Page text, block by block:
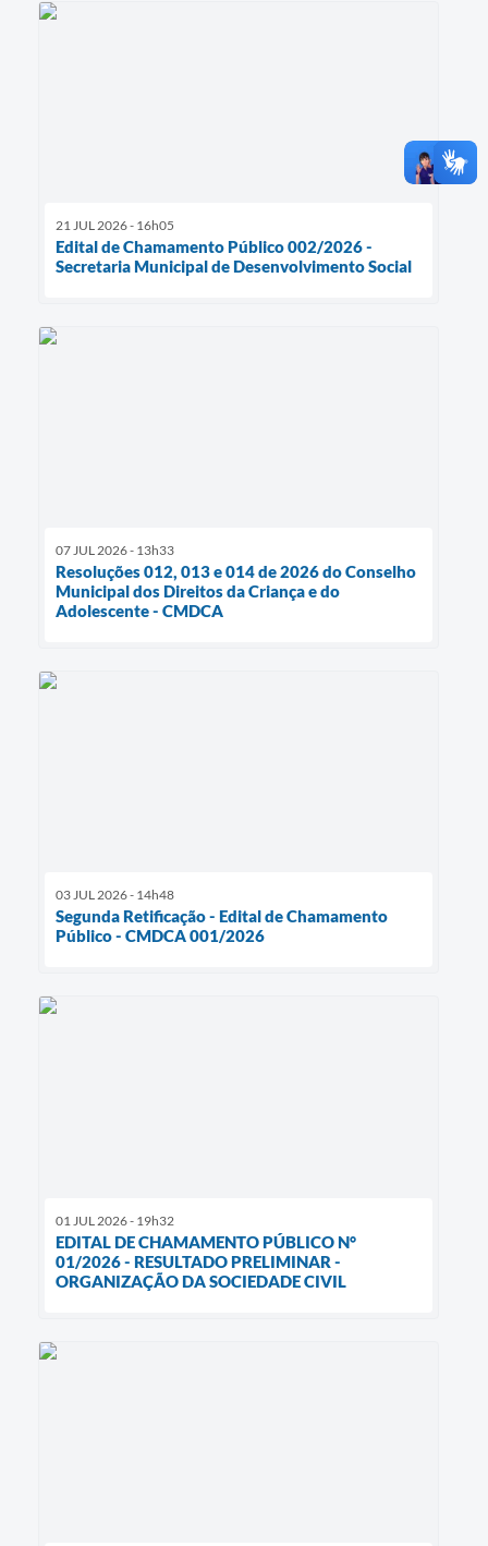
21 JUL 2026 - 16h05
Edital de Chamamento Público 002/2026 -
Secretaria Municipal de Desenvolvimento Social
07 JUL 2026 - 13h33
Resoluções 012, 013 e 014 de 2026 do Conselho
Municipal dos Direitos da Criança e do
Adolescente - CMDCA
03 JUL 2026 - 14h48
Segunda Retificação - Edital de Chamamento
Público - CMDCA 001/2026
01 JUL 2026 - 19h32
EDITAL DE CHAMAMENTO PÚBLICO N°
01/2026 - RESULTADO PRELIMINAR -
ORGANIZAÇÃO DA SOCIEDADE CIVIL